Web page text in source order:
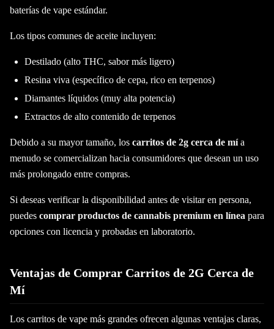
baterías de vape estándar.
Los tipos comunes de aceite incluyen:
Destilado (alto THC, sabor más ligero)
Resina viva (específico de cepa, rico en terpenos)
Diamantes líquidos (muy alta potencia)
Extractos de alto contenido de terpenos
Debido a su mayor tamaño, los carritos de 2g cerca de mía
menudo se comercializan hacia consumidores que desean un uso
más prolongado entre compras.
Si deseas verificar la disponibilidad antes de visitar en persona,
puedes comprar productos de cannabis premium en línea para
opciones con licencia y probadas en laboratorio.
Ventajas de Comprar Carritos de 2G Cerca de
Mí
Los carritos de vape más grandes ofrecen algunas ventajas claras,